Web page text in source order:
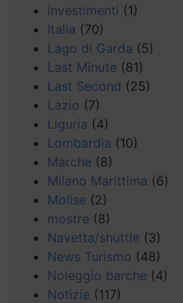
investimenti (1)
Italia (70)
Lago di Garda (5)
Last Minute (81)
Last Second (25)
Lazio (7)
Liguria (4)
Lombardia (10)
Marche (8)
Milano Marittima (6)
Molise (2)
mostre (8)
Navetta/shuttle (3)
News Turismo (48)
Noleggio barche (4)
Notizie (117)